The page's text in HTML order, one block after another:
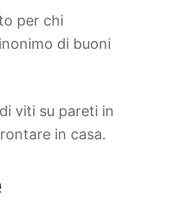
per chi
di buoni
viti su pareti in
in casa.